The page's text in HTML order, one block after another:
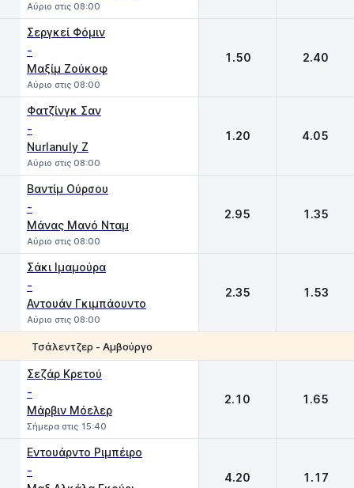
Αύριο στις 08:00
Σεργκεί Φόμιν
-
Μαξίμ Ζούκοφ
Αύριο στις 08:00
1.50 2.40
Φατζίνγκ Σαν
-
Nurlanuly Z
Αύριο στις 08:00
1.20 4.05
Βαντίμ Ούρσου
-
Μάνας Μανό Νταμ
Αύριο στις 08:00
2.95 1.35
Σάκι Ιμαμούρα
-
Αντουάν Γκιμπάουντο
Αύριο στις 08:00
2.35 1.53
Τσάλεντζερ - Αμβούργο
Σεζάρ Κρετού
-
Μάρβιν Μόελερ
Σήμερα στις 15:40
2.10 1.65
Εντουάρντο Ριμπέιρο
- 4.20 1.17